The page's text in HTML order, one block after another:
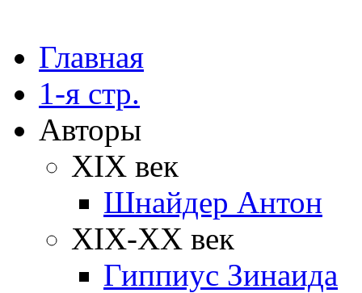
Главная
1-я стр.
Авторы
XIX век
Шнайдер Антон
XIX-XX век
Гиппиус Зинаида